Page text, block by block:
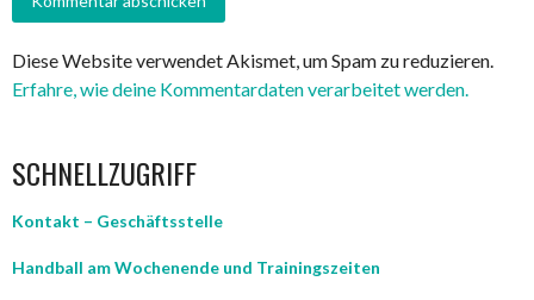
Diese Website verwendet Akismet, um Spam zu reduzieren.
Erfahre, wie deine Kommentardaten verarbeitet werden.
SCHNELLZUGRIFF
Kontakt – Geschäftsstelle
Handball am Wochenende und Trainingszeiten